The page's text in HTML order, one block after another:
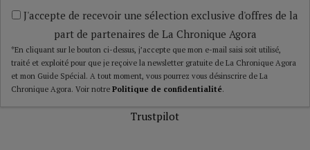
J'accepte de recevoir une sélection exclusive d'offres de la
part de partenaires de La Chronique Agora
*En cliquant sur le bouton ci-dessus, j’accepte que mon e-mail saisi soit utilisé,
traité et exploité pour que je reçoive la newsletter gratuite de La Chronique Agora
et mon Guide Spécial. A tout moment, vous pourrez vous désinscrire de La
Chronique Agora. Voir notre Politique de confidentialité.
Trustpilot